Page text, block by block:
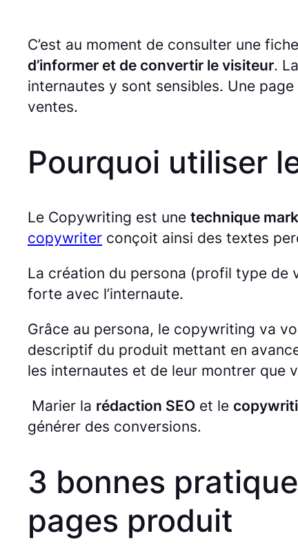
C’est au moment de consulter une
d’informer et de convertir le visiteur.
internautes y sont sensibles. Une
ventes.
Pourquoi utiliser
Le Copywriting est une technique
copywriter conçoit ainsi des textes
La création du persona (profil type de
forte avec l’internaute.
Grâce au persona, le copywriting va
descriptif du produit mettant en
les internautes et de leur montrer que
Marier la rédaction SEO et le
générer des conversions.
3 bonnes
pages produit